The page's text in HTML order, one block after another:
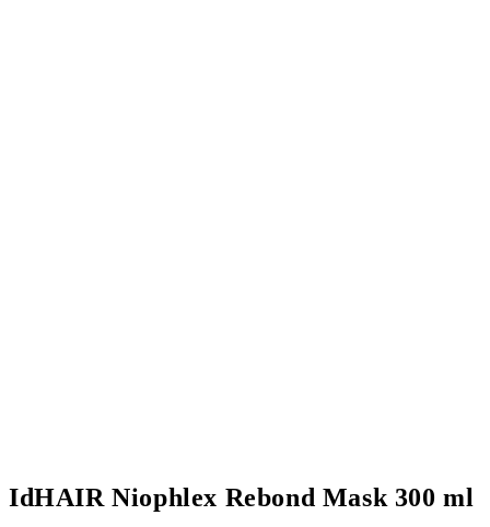
IdHAIR Niophlex Rebond Mask 300 ml